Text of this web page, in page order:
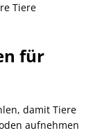
Tiere
für
damit Tiere
aufnehmen